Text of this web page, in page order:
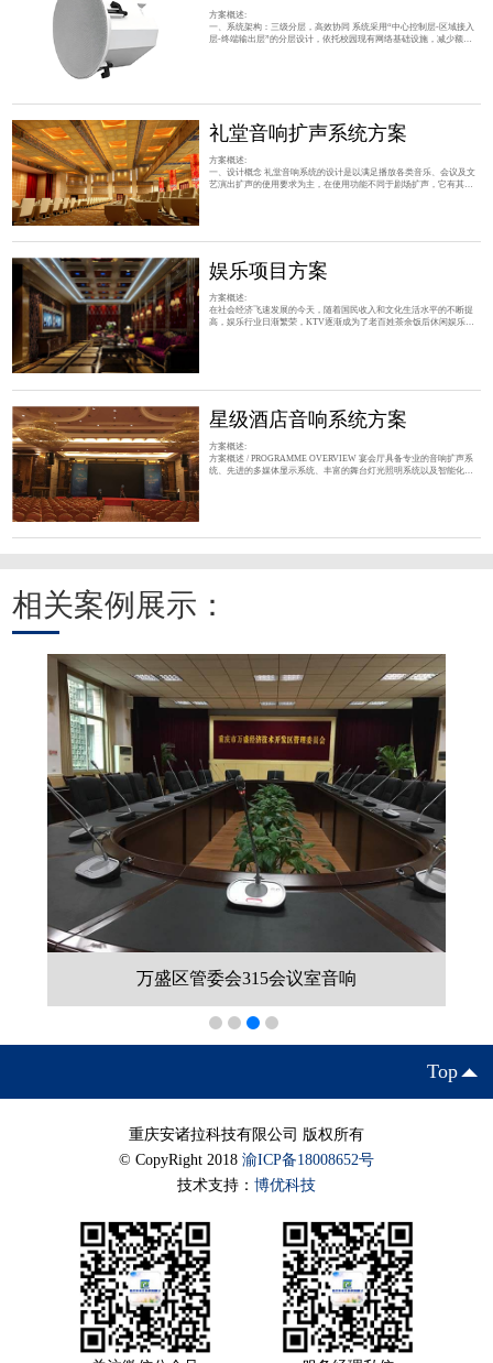
方案概述:
一、系统架构：三级分层，高效协同 系统采用“中心控制层-区域接入
层-终端输出层”的分层设计，依托校园现有网络基础设施，减少额外
礼堂音响扩声系统方案
方案概述:
一、设计概念 礼堂音响系统的设计是以满足播放各类音乐、会议及文
艺演出扩声的使用要求为主，在使用功能不同于剧场扩声，它有其特
设计的核心，要达到这一目标必须以设备的
娱乐项目方案
方案概述:
在社会经济飞速发展的今天，随着国民收入和文化生活水平的不断提
高，娱乐行业日渐繁荣，KTV逐渐成为了老百姓茶余饭后休闲娱乐的
星级酒店音响系统方案
方案概述:
方案概述 / PROGRAMME OVERVIEW 宴会厅具备专业的音响扩声系
统、先进的多媒体显示系统、丰富的舞台灯光照明系统以及智能化的
相关案例展示：
万盛区管委会315会议室音响
Top
重庆安诸拉科技有限公司 版权所有
© CopyRight 2018 渝ICP备18008652号
技术支持： 博优科技